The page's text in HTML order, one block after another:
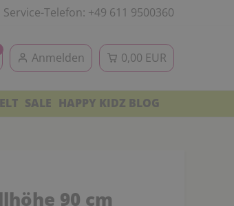
Service-Telefon: +49 611 9500360
Anmelden 0,00 EUR
SALE HAPPY KIDZ BLOG
90 cm